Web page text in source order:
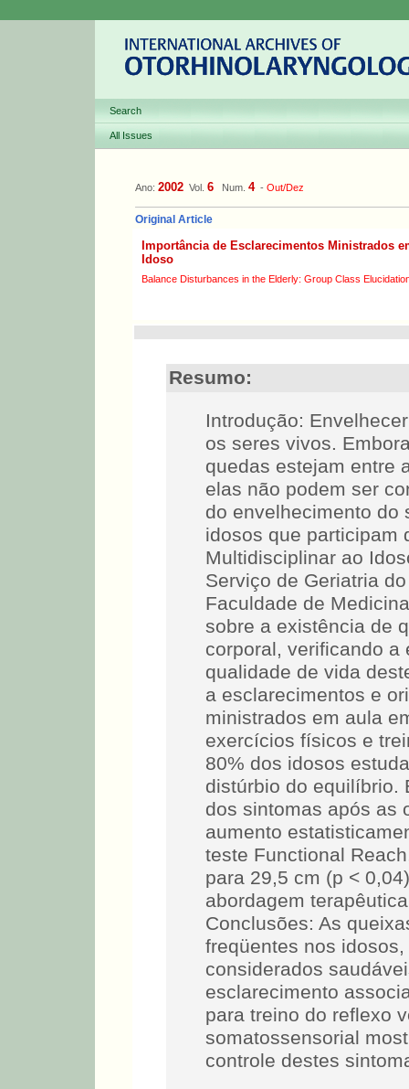
Search
All Issues
Ano: 2002 Vol. 6 Num. 4- Out/Dez
Original Article
Importância de Esclarecimentos Ministrados
Idoso
Balance Disturbances in the Elderly: Group Class
Resumo:
Introdução:
os seres vivos.
quedas estejam entre
elas não podem ser
do envelhecimento do
idosos que participam
Multidisciplinar ao
Serviço de Geriatria
Faculdade de
sobre a existência de
corporal, verificando
qualidade de vida
a esclarecimentos e
ministrados em aula
exercícios físicos e
80% dos idosos
distúrbio do equilíbrio.
dos sintomas após as
aumento
teste Functional
para 29,5 cm (p <
abordagem
Conclusões: As
freqüentes nos
considerados
esclarecimento
para treino do reflexo
somatossensorial
controle destes